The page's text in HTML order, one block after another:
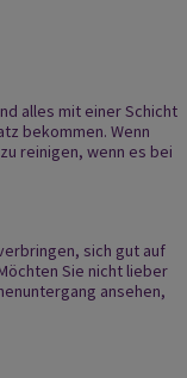
alles mit einer Schicht
bekommen. Wenn
reinigen, wenn es bei
sich gut auf
Sie nicht lieber
ansehen,